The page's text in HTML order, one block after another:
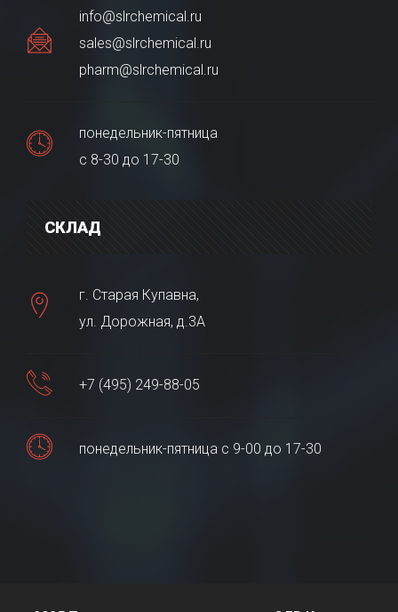
info@slrchemical.ru
sales@slrchemical.ru
pharm@slrchemical.ru
понедельник-пятница
с 8-30 до 17-30
СКЛАД
г. Старая Купавна,
ул. Дорожная, д.3А
+7 (495) 249-88-05
понедельник-пятница с 9-00 до 17-30